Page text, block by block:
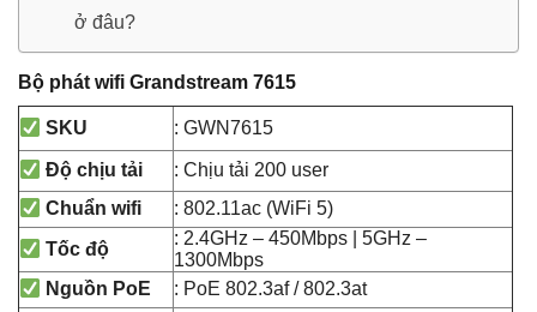
ở đâu?
Bộ phát wifi Grandstream 7615
SKU : GWN7615
Độ chịu tải
: Chịu tải 200 user
Chuẩn wifi
: 802.11ac (WiFi 5)
Tốc độ
: 2.4GHz – 450Mbps | 5GHz –
1300Mbps
Nguồn PoE
: PoE 802.3af / 802.3at